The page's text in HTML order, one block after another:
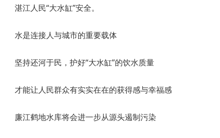
湛江人民“大水缸”安全。
水是连接人与城市的重要载体
坚持还河于民，护好“大水缸”的饮水质量
才能让人民群众有实实在在的获得感与幸福感
廉江鹤地水库将会进一步从源头遏制污染